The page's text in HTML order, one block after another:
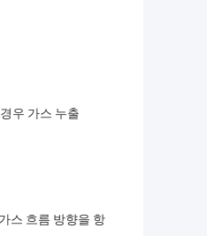
우 가스 누출
스 흐름 방향을 항